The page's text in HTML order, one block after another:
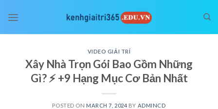
VIDEO GIẢI TRÍ
Xây Nhà Trọn Gói Bao Gồm Những
Gì? ⚡️ +9 Hạng Mục Cơ Bản Nhất
POSTED ON MARCH 7, 2024 BY ADMINCD